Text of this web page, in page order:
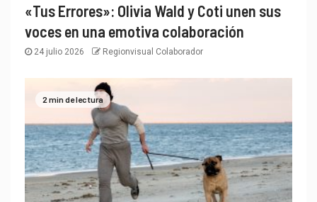
«Tus Errores»: Olivia Wald y Coti unen sus
voces en una emotiva colaboración
24 julio 2026 Regionvisual Colaborador
2 min de lectura